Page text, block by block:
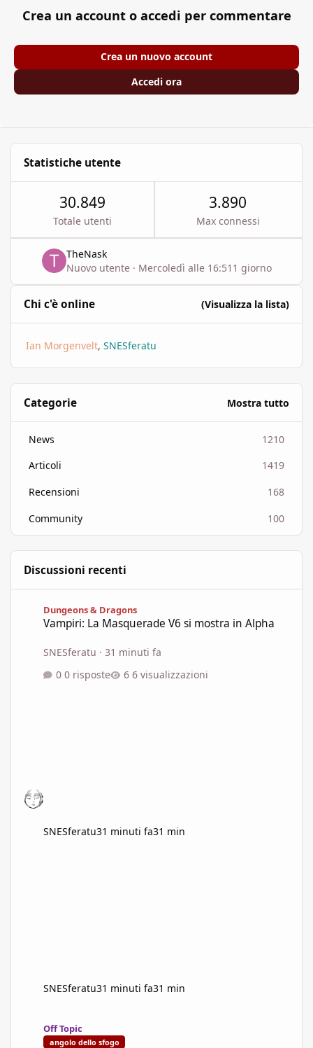
Crea un account o accedi per commentare
Crea un nuovo account
Accedi ora
Statistiche utente
30.849
Totale utenti
3.890
Max connessi
TheNask
Nuovo utente · Mercoledì alle 16:51 1 giorno
Chi c'è online (Visualizza la lista)
Ian Morgenvelt SNESferatu
Categorie Mostra tutto
News
1210
Articoli
1419
Recensioni
168
Community
100
Discussioni recenti
Dungeons & Dragons
Vampiri: La Masquerade V6 si mostra in Alpha
SNESferatu ·31 minuti fa
0 risposte
6 visualizzazioni
SNESferatu31 minuti fa31 min
SNESferatu31 minuti fa31 min
Off Topic
angolo dello sfogo